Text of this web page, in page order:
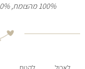
100% מהצומח, 0% ספאם. פשוט להצטרף, קל גם לבטל.